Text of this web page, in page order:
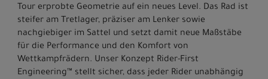
Tour erprobte Geometrie auf ein neues Level. Das Rad ist
steifer am Tretlager, präziser am Lenker sowie
nachgiebiger im Sattel und setzt damit neue Maßstäbe
für die Performance und den Komfort von
Wettkampfrädern. Unser Konzept Rider-First
Engineering™ stellt sicher, dass jeder Rider unabhängig